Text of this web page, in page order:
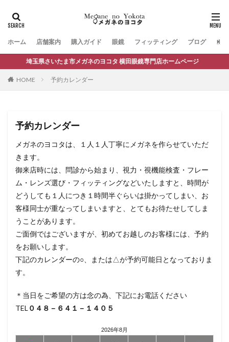
ホーム 店舗案内 購入ガイド 眼鏡 フィッティング ブログ お
埼玉県さいたま市メガネのヨコタ 横田眼鏡専門店ホームページ
HOME 予約カレンダー
予約カレンダー
メガネのヨコタは、１人１人丁寧にメガネを作らせていただ
きます。
御来店時には、問診から始まり、視力・視機能検査・フレー
ム・レンズ選び・フィッティングなどいたしますと、時間が
どうしても１人につき１時間半ぐらいは掛かってしまい、お
客様同士が重なってしまいますと、とてもお待たせしてしま
うことがあります。
ご面倒ではございますが、初めてお越しのお客様には、予約
をお願いします。
下記のカレンダーの○、または△が予約可能日となっておりま
す。
＊当日をご希望の方は念の為、下記にお電話ください
TEL ０４８－６４１－１４０５
2026年8月